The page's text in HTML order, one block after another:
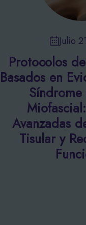
Julio
Protocolos
Basados en
Avanzadas
Tisular y